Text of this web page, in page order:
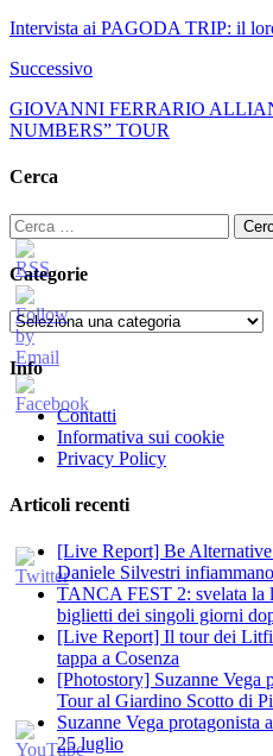
Intervista ai PAGODA TRIP: il
Successivo
GIOVANNI FERRARIO
NUMBERS” TOUR
Cerca
Ricerca
per:
Categorie
Categorie
Info
Contatti
Informativa sui cookie
Privacy Policy
Articoli recenti
[Live Report] Be
Daniele Silvestri
TANCA FEST 2: svelata la
biglietti dei singoli giorni
[Live Report] Il tour dei
tappa a Cosenza
[Photostory] Suzanne
Tour al Giardino Scotto di
Suzanne Vega protagonista
25 luglio